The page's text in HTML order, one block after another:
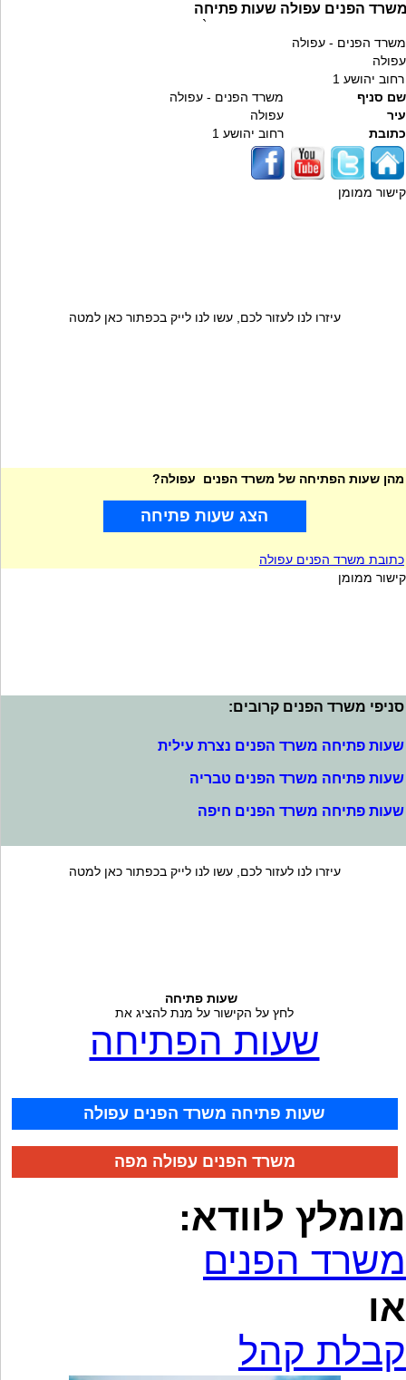
הפנים עפולה שעות פתיחה
`
משרד הפנים - עפולה
עפולה
רחוב יהושע 1
שם סניף
משרד הפנים - עפולה
עיר
עפולה
כתובת
רחוב יהושע 1
קישור ממומן
עיזרו לנו לעזור לכם, עשו לנו לייק בכפתור כאן למטה
מהן שעות הפתיחה של משרד הפנים עפולה?
הצג שעות פתיחה
כתובת משרד הפנים עפולה
קישור ממומן
סניפי משרד הפנים קרובים:
שעות פתיחה משרד הפנים נצרת עילית
שעות פתיחה משרד הפנים טבריה
שעות פתיחה משרד הפנים חיפה
עיזרו לנו לעזור לכם, עשו לנו לייק בכפתור כאן למטה
שעות פתיחה
לחץ על הקישור על מנת להציג את
שעות הפתיחה
שעות פתיחה משרד הפנים עפולה
משרד הפנים עפולה מפה
מומלץ לוודא:
משרד הפנים
או
קבלת קהל